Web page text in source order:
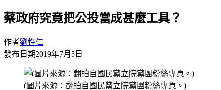
蔡政府究竟把公投當成甚麼工具？
作者劉性仁
發布日期2019年7月5日
(圖片來源：翻拍自國民黨立院黨團粉絲專頁。)